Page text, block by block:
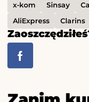
x-kom
Sinsay
AliExpress
Clarins